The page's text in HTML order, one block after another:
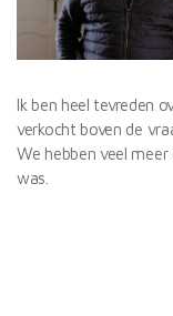
Ik ben heel tevreden
verkocht boven de
We hebben veel
was.